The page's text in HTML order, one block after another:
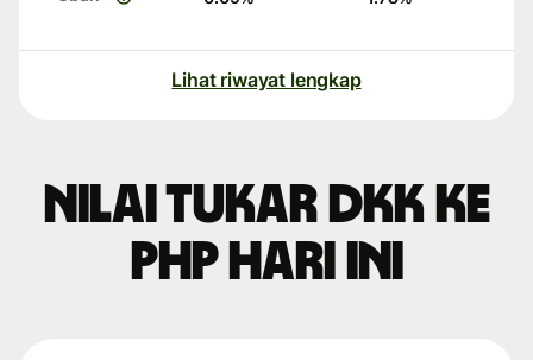
Lihat riwayat lengkap
Nilai tukar DKK ke
PHP hari ini